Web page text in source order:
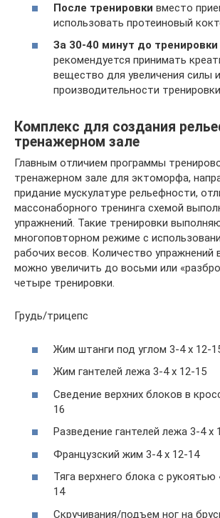
После тренировки вместо
использовать протеиновый
За 30-40 минут до тренировки
рекомендуется принимать
вещество для увеличения силы и
производительности
Комплекс для создания
тренажерном зале
Главным отличием программы
тренажерном зале для эктоморфа,
придание мускулатуре рельефности,
массонаборного тренинга схемой
упражнений. Такие тренировки
многоповторном режиме с
рабочих весов. Количество упражнений
можно увеличить до восьми или
четыре тренировки.
Грудь/трицепс
Жим штанги под углом 3-4 х 12-
Жим гантелей лежа 3-4 х 12-15
Сведение верхних блоков в
16
Разведение гантелей лежа 3-4 х
Французский жим 3-4 х 12-14
Тяга верхнего блока с рукоятью
14
Скручивания/подъем ног на